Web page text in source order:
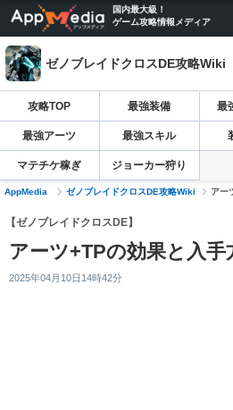
国内最大級！
ゲーム攻略情報メディア
ゼノブレイドクロスDE攻略Wiki
攻略TOP 最強装備 最
最強アーツ 最強スキル
マテチケ稼ぎ ジョーカー狩り
AppMedia ゼノブレイドクロスDE攻略Wiki アー
【ゼノブレイドクロスDE】
アーツ+TPの効果と入手
2025年04月10日14時42分